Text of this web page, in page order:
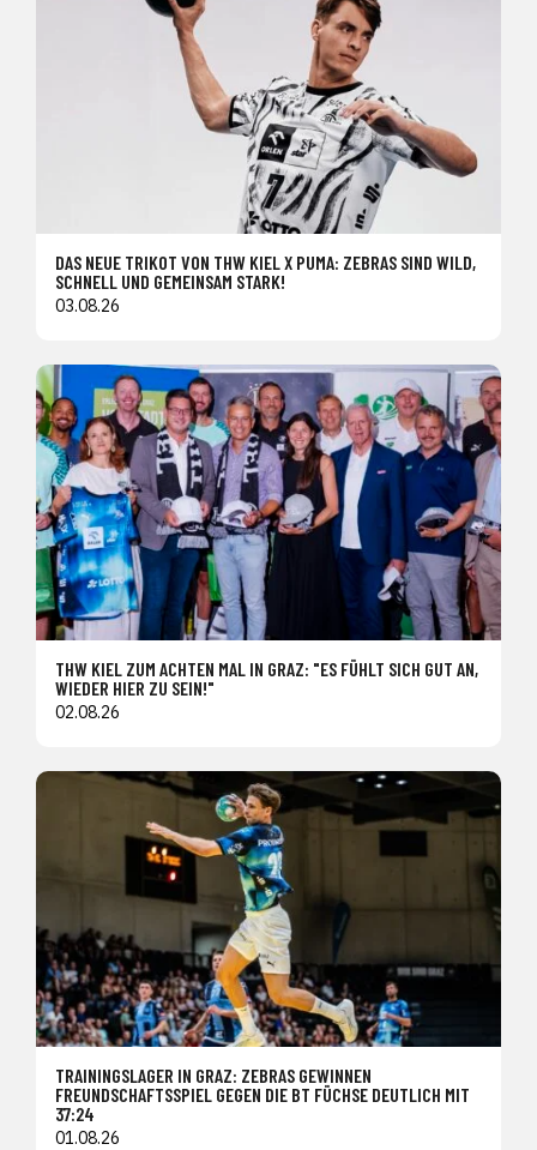
DAS NEUE TRIKOT VON THW KIEL X PUMA: ZEBRAS SIND WILD,
SCHNELL UND GEMEINSAM STARK!
03.08.26
THW KIEL ZUM ACHTEN MAL IN GRAZ: "ES FÜHLT SICH GUT AN,
WIEDER HIER ZU SEIN!"
02.08.26
TRAININGSLAGER IN GRAZ: ZEBRAS GEWINNEN
FREUNDSCHAFTSSPIEL GEGEN DIE BT FÜCHSE DEUTLICH MIT
37:24
01.08.26